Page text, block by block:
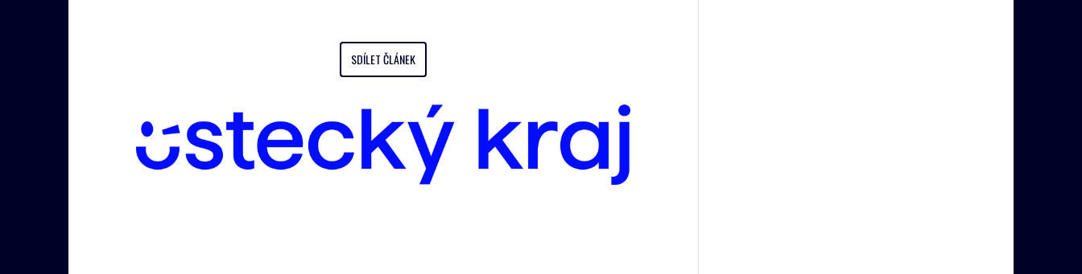
SDÍLET ČLÁNEK